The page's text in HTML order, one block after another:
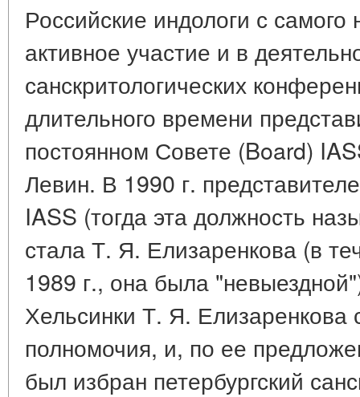
Российские индологи с
активное участие и в
санскритологических
длительного времени
постоянном Совете (Board)
Левин. В 1990 г.
IASS (тогда эта должность
стала Т. Я. Елизаренкова (в
1989 г., она была
Хельсинки Т. Я. Елизаренкова
полномочия, и, по ее
был избран петербургский